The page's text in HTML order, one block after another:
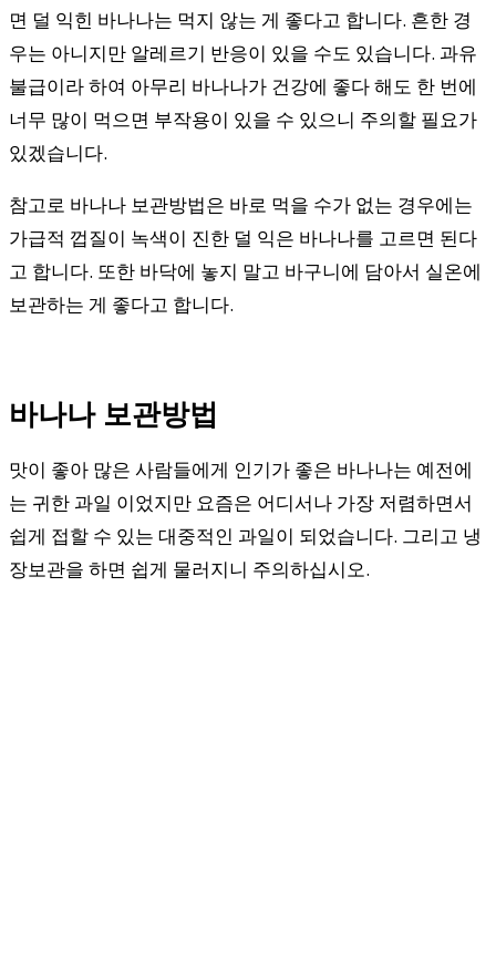
면 덜 익힌 바나나는 먹지 않는 게 좋다고 합니다. 흔한 경
우는 아니지만 알레르기 반응이 있을 수도 있습니다. 과유
불급이라 하여 아무리 바나나가 건강에 좋다 해도 한 번에
너무 많이 먹으면 부작용이 있을 수 있으니 주의할 필요가
있겠습니다.
참고로 바나나 보관방법은 바로 먹을 수가 없는 경우에는
가급적 껍질이 녹색이 진한 덜 익은 바나나를 고르면 된다
고 합니다. 또한 바닥에 놓지 말고 바구니에 담아서 실온에
보관하는 게 좋다고 합니다.
바나나 보관방법
맛이 좋아 많은 사람들에게 인기가 좋은 바나나는 예전에
는 귀한 과일 이었지만 요즘은 어디서나 가장 저렴하면서
쉽게 접할 수 있는 대중적인 과일이 되었습니다. 그리고 냉
장보관을 하면 쉽게 물러지니 주의하십시오.